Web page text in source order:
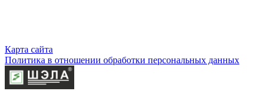
Карта сайта
Политика в отношении обработки персональных данных